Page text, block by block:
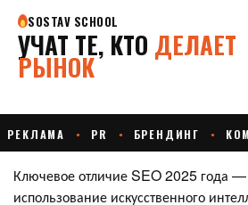
Ключевое отличие SEO 2025 года —
использование искусственного